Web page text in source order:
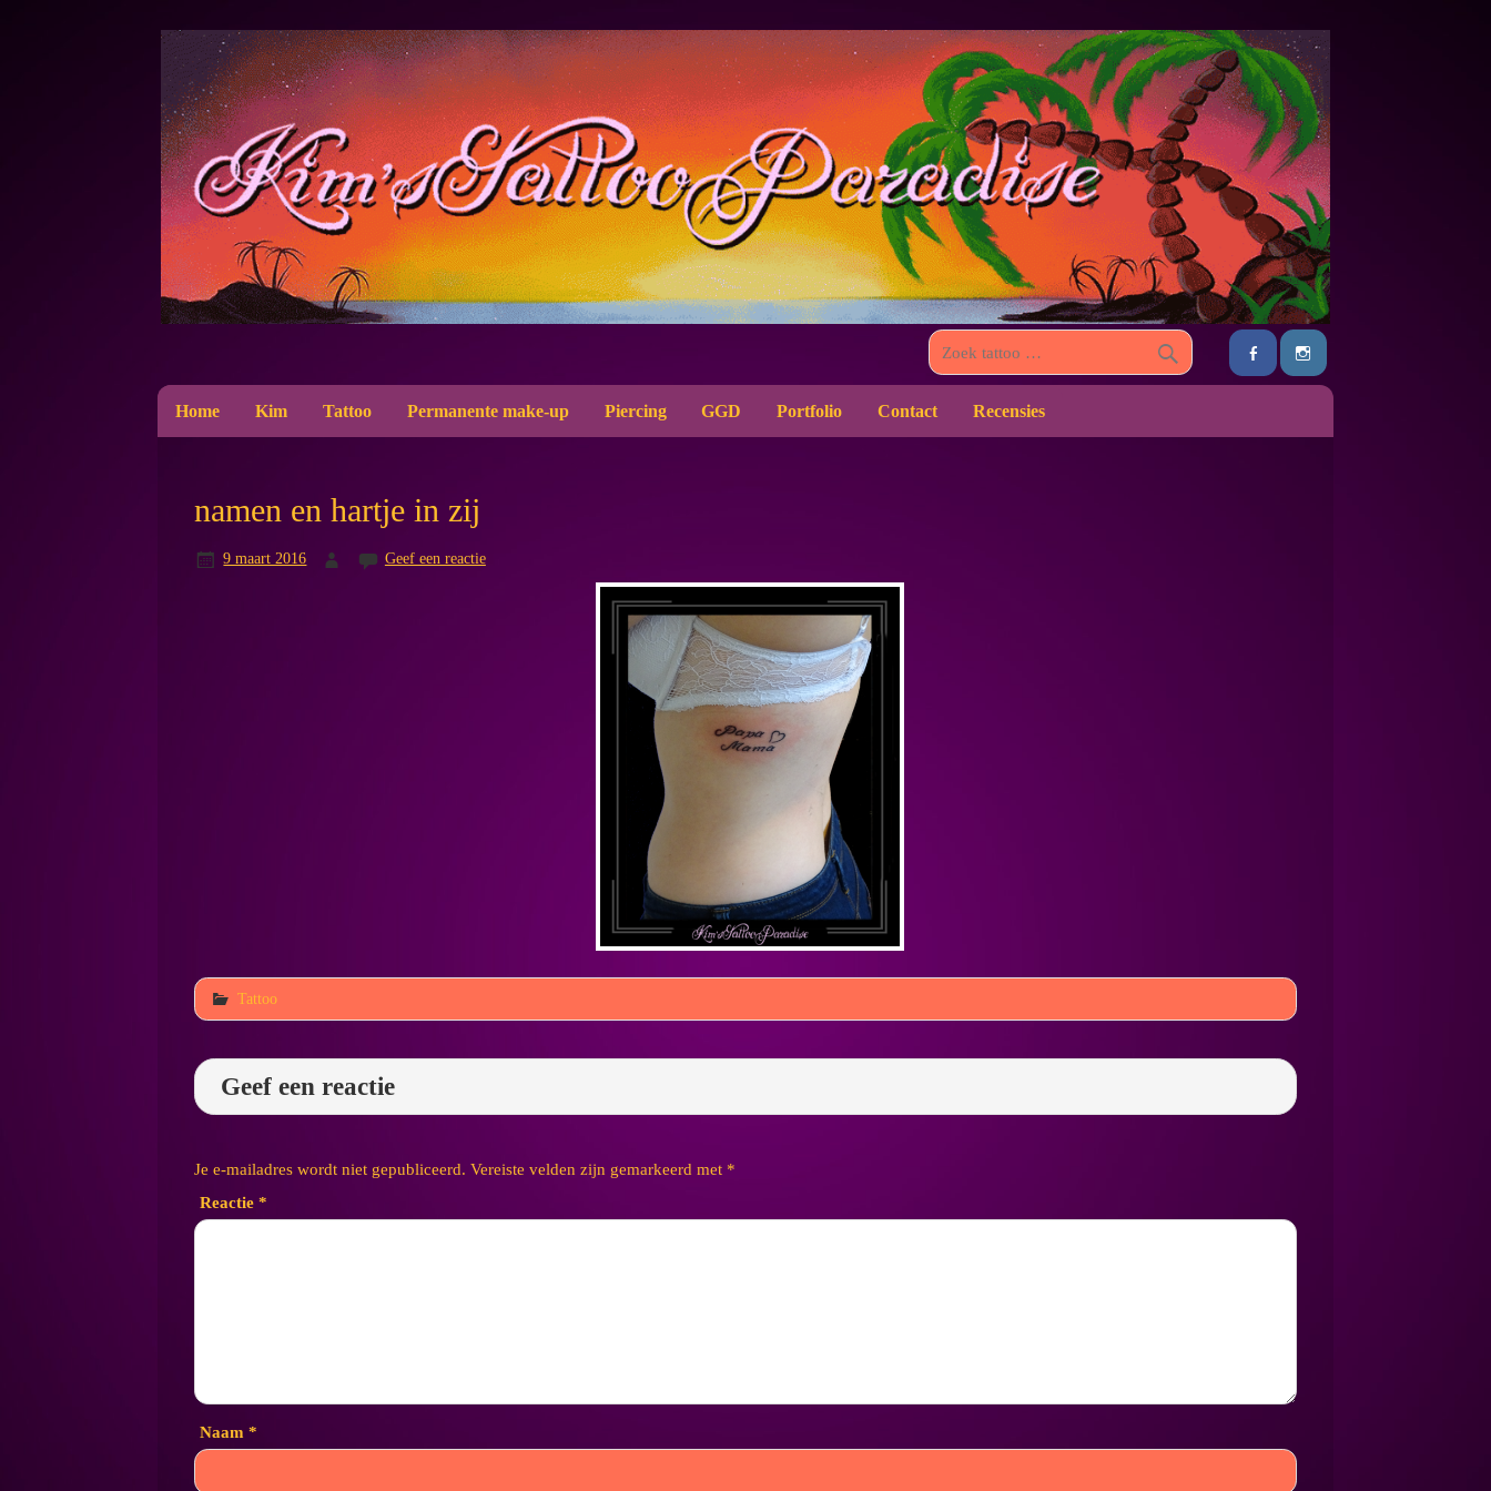
Home Kim Tattoo Permanente make-up Piercing GGD Portfolio Contact Recensies
namen en hartje in zij
9 maart 2016 Geef een reactie
Tattoo
Geef een reactie
Je e-mailadres wordt niet gepubliceerd. Vereiste velden zijn gemarkeerd met *
Reactie *
Naam *